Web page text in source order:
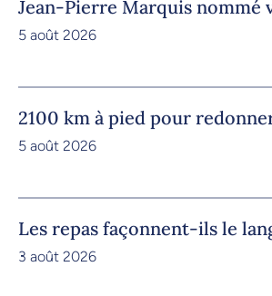
Jean-Pierre Marquis
5 août 2026
2100 km à pied pour
5 août 2026
Les repas façonnent-ils le
3 août 2026